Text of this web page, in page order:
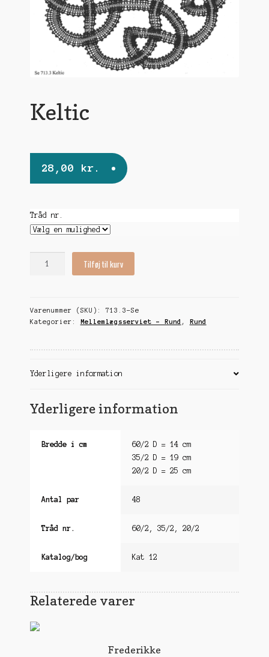
Keltic
28,00 kr.
Tråd nr.
Tilføj til kurv
Varenummer (SKU): 713.3-Se
Kategorier: Mellemlægsserviet - Rund , Rund
Yderligere information
Yderligere information
Bredde i cm
60/2 D = 14 cm
35/2 D = 19 cm
20/2 D = 25 cm
Antal par 48
Tråd nr. 60/2, 35/2, 20/2
Katalog/bog Kat 12
Relaterede varer
Frederikke